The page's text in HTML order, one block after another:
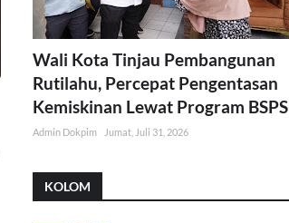
Wali Kota Tinjau Pembangunan
Rutilahu, Percepat Pengentasan
Kemiskinan Lewat Program BSPS
Admin Dokpim Jumat, Juli 31, 2026
KOLOM